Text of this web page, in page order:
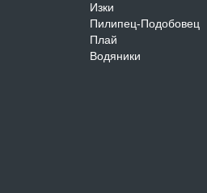
Изки
Пилипец-Подобовец
Плай
Водяники